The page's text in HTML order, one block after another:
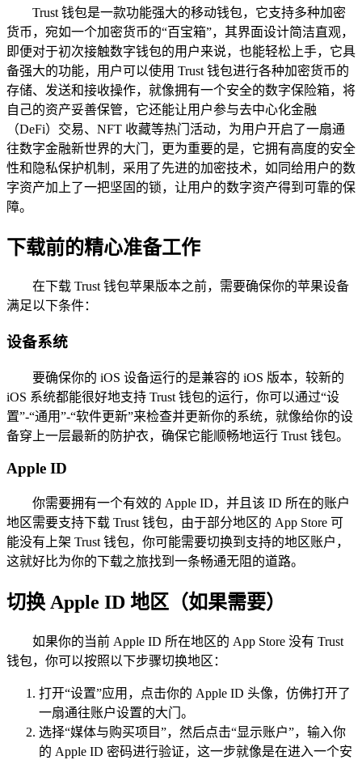
Trust 钱包是一款功能强大的移动钱包，它支持多种加密
货币，宛如一个加密货币的“百宝箱”，其界面设计简洁直观，
即便对于初次接触数字钱包的用户来说，也能轻松上手，它具
备强大的功能，用户可以使用 Trust 钱包进行各种加密货币的
存储、发送和接收操作，就像拥有一个安全的数字保险箱，将
自己的资产妥善保管，它还能让用户参与去中心化金融
（DeFi）交易、NFT 收藏等热门活动，为用户开启了一扇通
往数字金融新世界的大门，更为重要的是，它拥有高度的安全
性和隐私保护机制，采用了先进的加密技术，如同给用户的数
字资产加上了一把坚固的锁，让用户的数字资产得到可靠的保
障。
下载前的精心准备工作
在下载 Trust 钱包苹果版本之前，需要确保你的苹果设备
满足以下条件：
设备系统
要确保你的 iOS 设备运行的是兼容的 iOS 版本，较新的
iOS 系统都能很好地支持 Trust 钱包的运行，你可以通过“设
置”-“通用”-“软件更新”来检查并更新你的系统，就像给你的设
备穿上一层最新的防护衣，确保它能顺畅地运行 Trust 钱包。
Apple ID
你需要拥有一个有效的 Apple ID，并且该 ID 所在的账户
地区需要支持下载 Trust 钱包，由于部分地区的 App Store 可
能没有上架 Trust 钱包，你可能需要切换到支持的地区账户，
这就好比为你的下载之旅找到一条畅通无阻的道路。
切换 Apple ID 地区（如果需要）
如果你的当前 Apple ID 所在地区的 App Store 没有 Trust
钱包，你可以按照以下步骤切换地区：
打开“设置”应用，点击你的 Apple ID 头像，仿佛打开了
一扇通往账户设置的大门。
选择“媒体与购买项目”，然后点击“显示账户”，输入你
的 Apple ID 密码进行验证，这一步就像是在进入一个安